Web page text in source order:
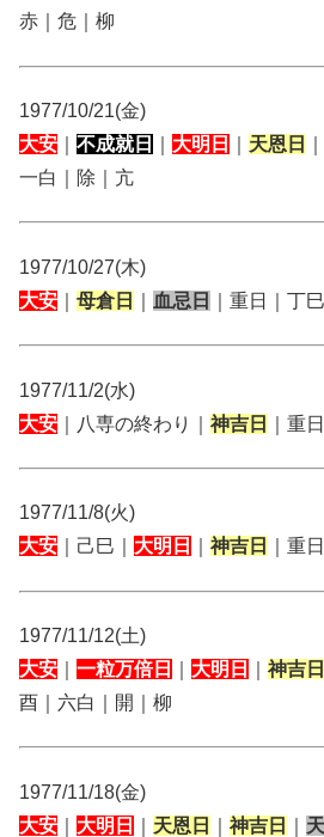
赤｜危｜柳
1977/10/21(金)
大安
不成就日 大明日 天恩日
一白｜除｜亢
1977/10/27(木)
大安
母倉日 血忌日 ｜重日｜丁
1977/11/2(水)
大安 ｜八専の終わり｜ 神吉日 ｜重
1977/11/8(火)
大安 ｜己巳｜ 大明日 神吉日 ｜重
1977/11/12(土)
大安
一粒万倍日 大明日 神吉日
酉｜六白｜開｜柳
1977/11/18(金)
大安
大明日 天恩日 神吉日